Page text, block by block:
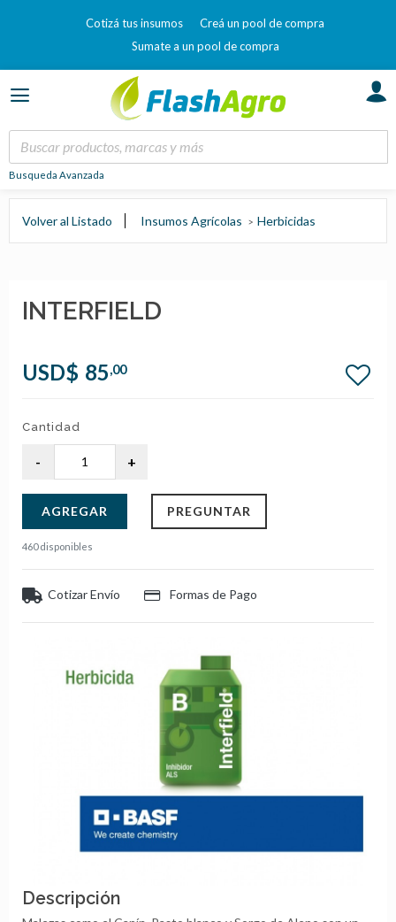
Cotizá tus insumos
Creá un pool de compra
Sumate a un pool de compra
Busqueda Avanzada
Volver al Listado Insumos Agrícolas Herbicidas
INTERFIELD
USD$ 85,00
Cantidad
AGREGAR PREGUNTAR
460 disponibles
Cotizar Envío Formas de Pago
Descripción